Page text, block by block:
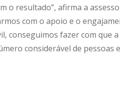
o resultado”, afirma a
com o apoio e o
conseguimos fazer com que
considerável de pessoas